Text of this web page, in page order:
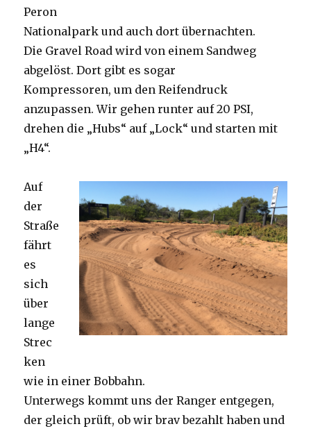
Peron
Nationalpark und auch dort übernachten.
Die Gravel Road wird von einem Sandweg
abgelöst. Dort gibt es sogar
Kompressoren, um den Reifendruck
anzupassen. Wir gehen runter auf 20 PSI,
drehen die „Hubs“ auf „Lock“ und starten mit
„H4“.
Auf
der
Straße
fährt
es
sich
über
lange
Strec
ken
wie in einer Bobbahn.
Unterwegs kommt uns der Ranger entgegen,
der gleich prüft, ob wir brav bezahlt haben und